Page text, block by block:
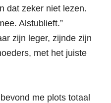
dat zeker niet lezen.
Alstublieft.”
zijn leger, zijnde zijn
met het juiste
me plots totaal